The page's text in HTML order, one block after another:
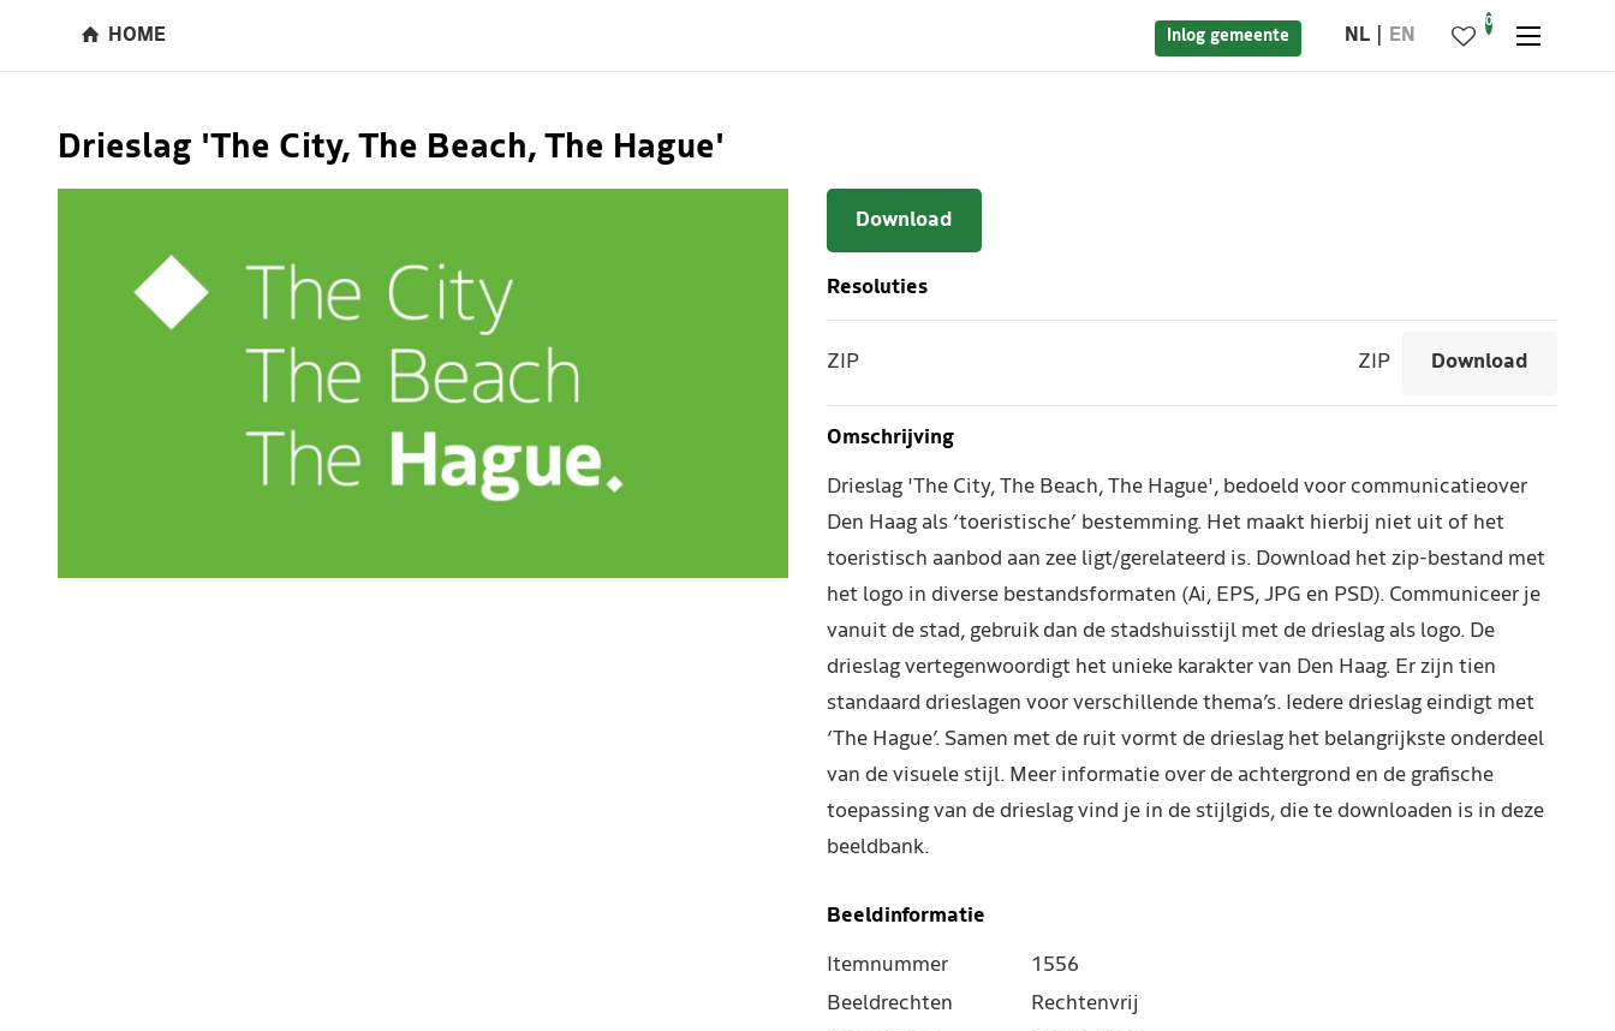
HOME Inlog gemeente NL EN
0
Drieslag 'The City, The Beach, The Hague'
Download
Resoluties
ZIP ZIP Download
Omschrijving
Drieslag 'The City, The Beach, The Hague', bedoeld voor communicatieover
Den Haag als ‘toeristische’ bestemming. Het maakt hierbij niet uit of het
toeristisch aanbod aan zee ligt/gerelateerd is. Download het zip-bestand met
het logo in diverse bestandsformaten (Ai, EPS, JPG en PSD). Communiceer je
vanuit de stad, gebruik dan de stadshuisstijl met de drieslag als logo. De
drieslag vertegenwoordigt het unieke karakter van Den Haag. Er zijn tien
standaard drieslagen voor verschillende thema’s. Iedere drieslag eindigt met
‘The Hague’. Samen met de ruit vormt de drieslag het belangrijkste onderdeel
van de visuele stijl. Meer informatie over de achtergrond en de grafische
toepassing van de drieslag vind je in de stijlgids, die te downloaden is in deze
beeldbank.
Beeldinformatie
Itemnummer
1556
Beeldrechten
Rechtenvrij